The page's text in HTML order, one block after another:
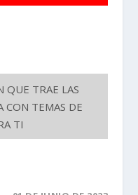
QUE TRAE LAS
CON TEMAS DE
TI